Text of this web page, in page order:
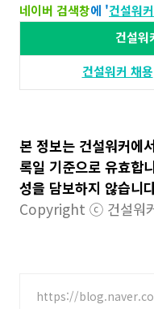
네이버 검색창에 '건설워커
건설워
건설워커 채용​
본 정보는 건설워커에
록일 기준으로 유효합
성을 담보하지 않습니
Copyright ⓒ 건설워
https://